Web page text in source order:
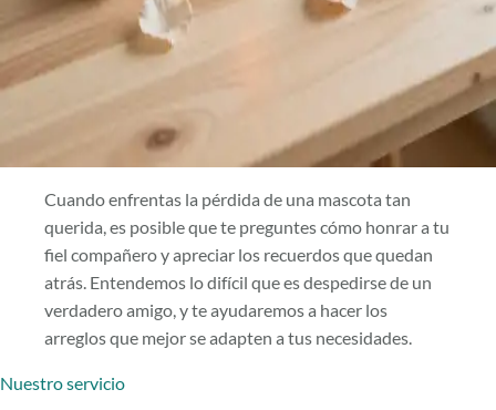
Cuando enfrentas la pérdida de una mascota tan
querida, es posible que te preguntes cómo honrar a tu
fiel compañero y apreciar los recuerdos que quedan
atrás. Entendemos lo difícil que es despedirse de un
verdadero amigo, y te ayudaremos a hacer los
arreglos que mejor se adapten a tus necesidades.
Nuestro servicio